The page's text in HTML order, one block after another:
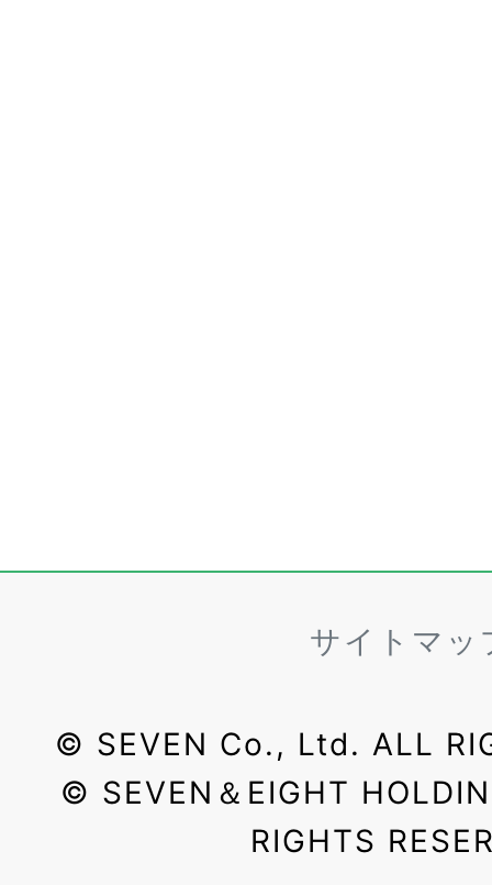
サイトマッ
© SEVEN Co., Ltd. ALL
© SEVEN＆EIGHT
RIGHTS